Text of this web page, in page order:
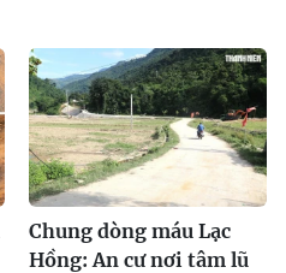
Chung dòng máu Lạc
Hồng: An cư nơi tâm lũ